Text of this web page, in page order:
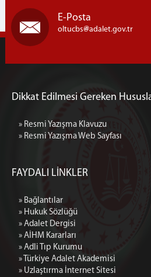
E-Posta
oltucbs adalet.gov.tr
Dikkat Edilmesi Gereken
» Resmi Yazışma Klavuzu
» Resmi Yazışma Web Sayfası
FAYDALI LİNKLER
» Bağlantılar
» Hukuk Sözlüğü
» Adalet Dergisi
» AİHM Kararları
» Adli Tıp Kurumu
» Türkiye Adalet Akademisi
» Uzlaştırma İnternet Sitesi